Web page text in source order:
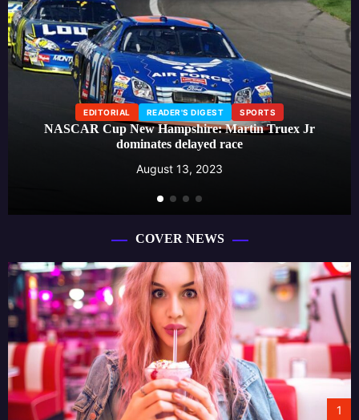
EDITORIAL LIFESTYLE READER'S DIGEST
Beauty influencer launches skincare line, creating a buzz
around effective self-care routines
August 13, 2023
COVER NEWS
1